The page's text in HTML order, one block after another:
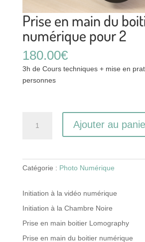
Prise en main du
numérique pour 2
180.00€
3h de Cours techniques + mise en
personnes
numérique
pour
2
Ajouter au
Catégorie : Photo Numérique
Initiation à la vidéo numérique
Initiation à la Chambre Noire
Prise en main boitier Lomography
Prise en main du boitier numérique